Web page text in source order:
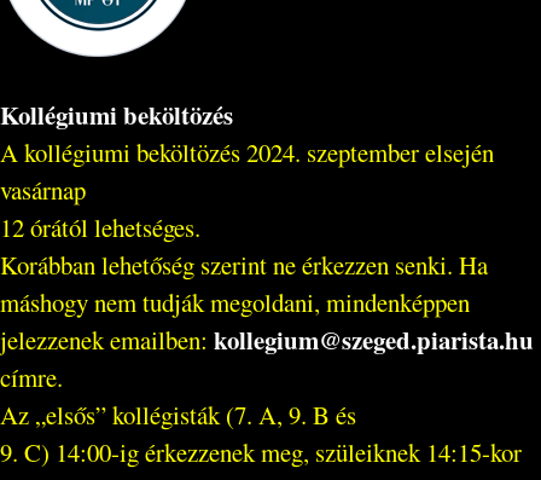
Kollégiumi beköltözés
A kollégiumi beköltözés 2024. szeptember elsején
vasárnap
12 órától lehetséges.
Korábban lehetőség szerint ne érkezzen senki. Ha
máshogy nem tudják megoldani, mindenképpen
jelezzenek emailben: kollegium@szeged.piarista.hu
címre.
Az „elsős” kollégisták (7. A, 9. B és
9. C) 14:00-ig érkezzenek meg, szüleiknek 14:15-kor